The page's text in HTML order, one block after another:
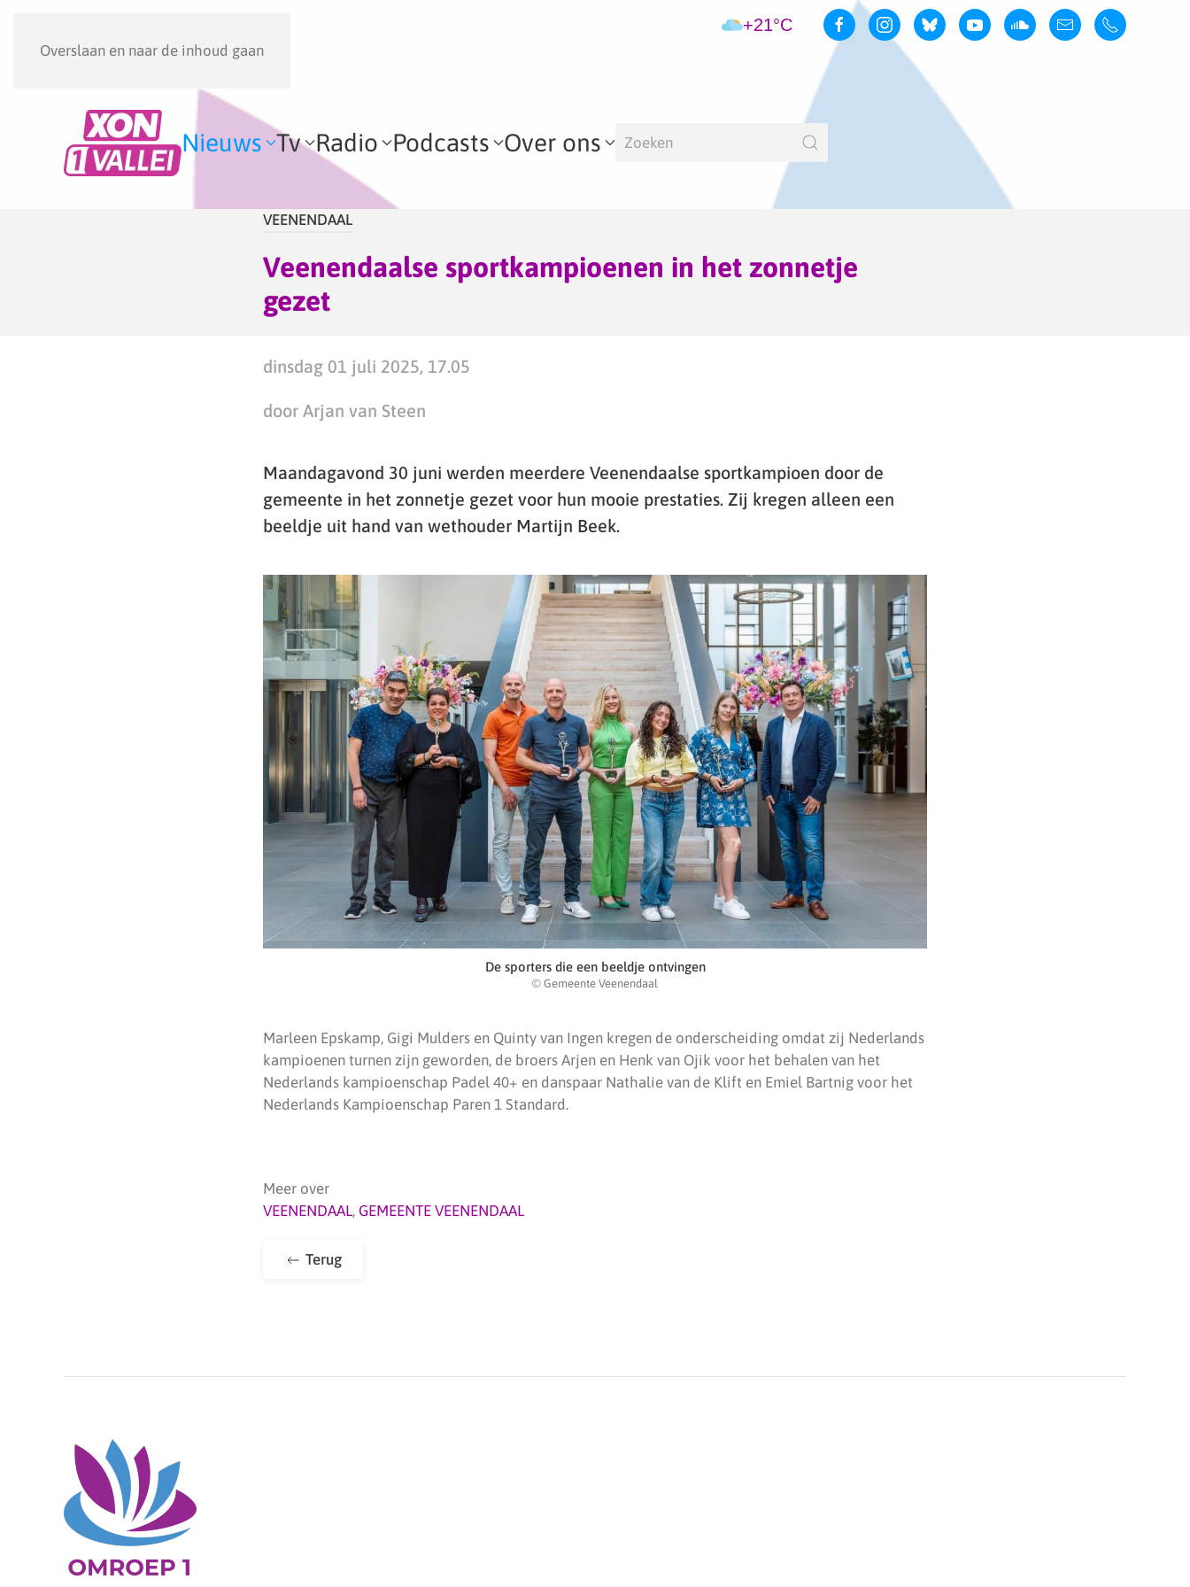
Overslaan en naar de inhoud gaan
+21°C
Nieuws Tv Radio Podcasts Over ons
VEENENDAAL
Veenendaalse sportkampioenen in het zonnetje
gezet
dinsdag 01 juli 2025, 17.05
door Arjan van Steen
Maandagavond 30 juni werden meerdere Veenendaalse sportkampioen door de
gemeente in het zonnetje gezet voor hun mooie prestaties. Zij kregen alleen een
beeldje uit hand van wethouder Martijn Beek.
De sporters die een beeldje ontvingen
© Gemeente Veenendaal
Marleen Epskamp, Gigi Mulders en Quinty van Ingen kregen de onderscheiding omdat zij Nederlands
kampioenen turnen zijn geworden, de broers Arjen en Henk van Ojik voor het behalen van het
Nederlands kampioenschap Padel 40+ en danspaar Nathalie van de Klift en Emiel Bartnig voor het
Nederlands Kampioenschap Paren 1 Standard.
Meer over
VEENENDAAL, GEMEENTE VEENENDAAL
Terug